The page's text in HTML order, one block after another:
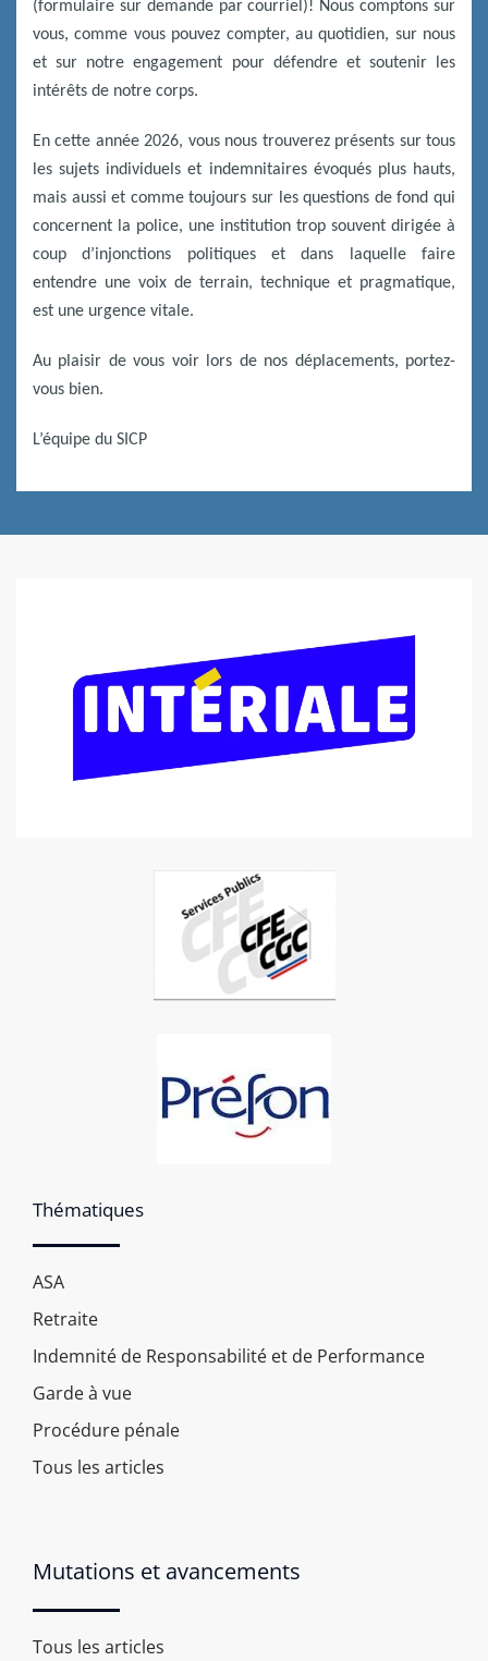
(formulaire sur demande par courriel)! Nous comptons sur
vous, comme vous pouvez compter, au quotidien, sur nous
et sur notre engagement pour défendre et soutenir les
intérêts de notre corps.
En cette année 2026, vous nous trouverez présents sur tous
les sujets individuels et indemnitaires évoqués plus hauts,
mais aussi et comme toujours sur les questions de fond qui
concernent la police, une institution trop souvent dirigée à
coup d’injonctions politiques et dans laquelle faire
entendre une voix de terrain, technique et pragmatique,
est une urgence vitale.
Au plaisir de vous voir lors de nos déplacements, portez-
vous bien.
L’équipe du SICP
Thématiques
ASA
Retraite
Indemnité de Responsabilité et de Performance
Garde à vue
Procédure pénale
Tous les articles
Mutations et avancements
Tous les articles